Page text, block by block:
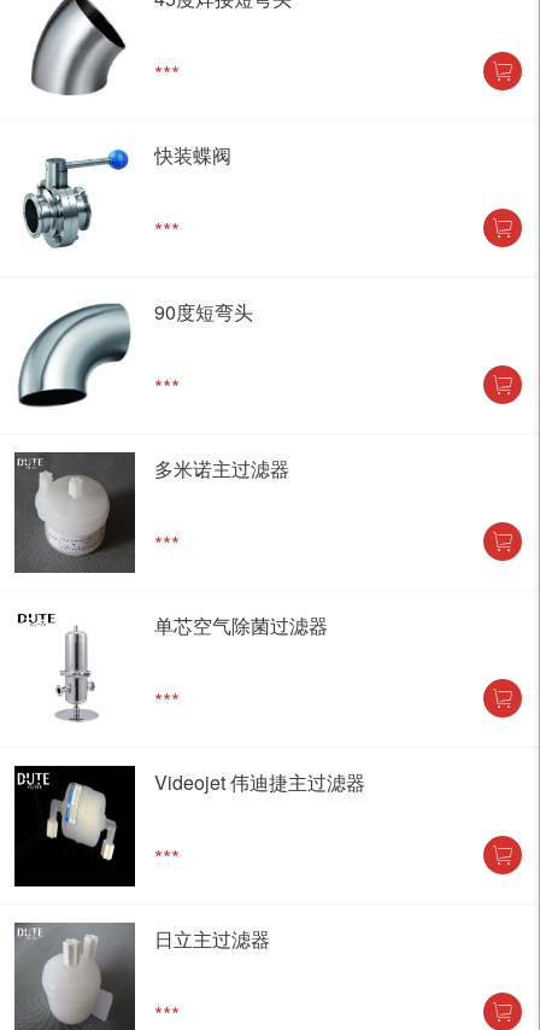
***
快装蝶阀
***
90度短弯头
***
多米诺主过滤器
***
单芯空气除菌过滤器
***
Videojet 伟迪捷主过滤器
***
日立主过滤器
***